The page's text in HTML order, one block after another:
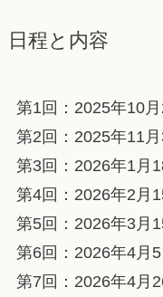
日程と内容
第1回：2025年10
第2回：2025年11
第3回：2026年1月
第4回：2026年2月
第5回：2026年3月
第6回：2026年4月
第7回：2026年4月